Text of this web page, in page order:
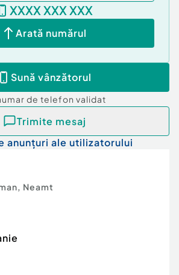
XXXX XXX XXX
Arată numărul
Sună vânzătorul
de telefon validat
Trimite mesaj
anunțuri ale utilizatorului
, Neamt